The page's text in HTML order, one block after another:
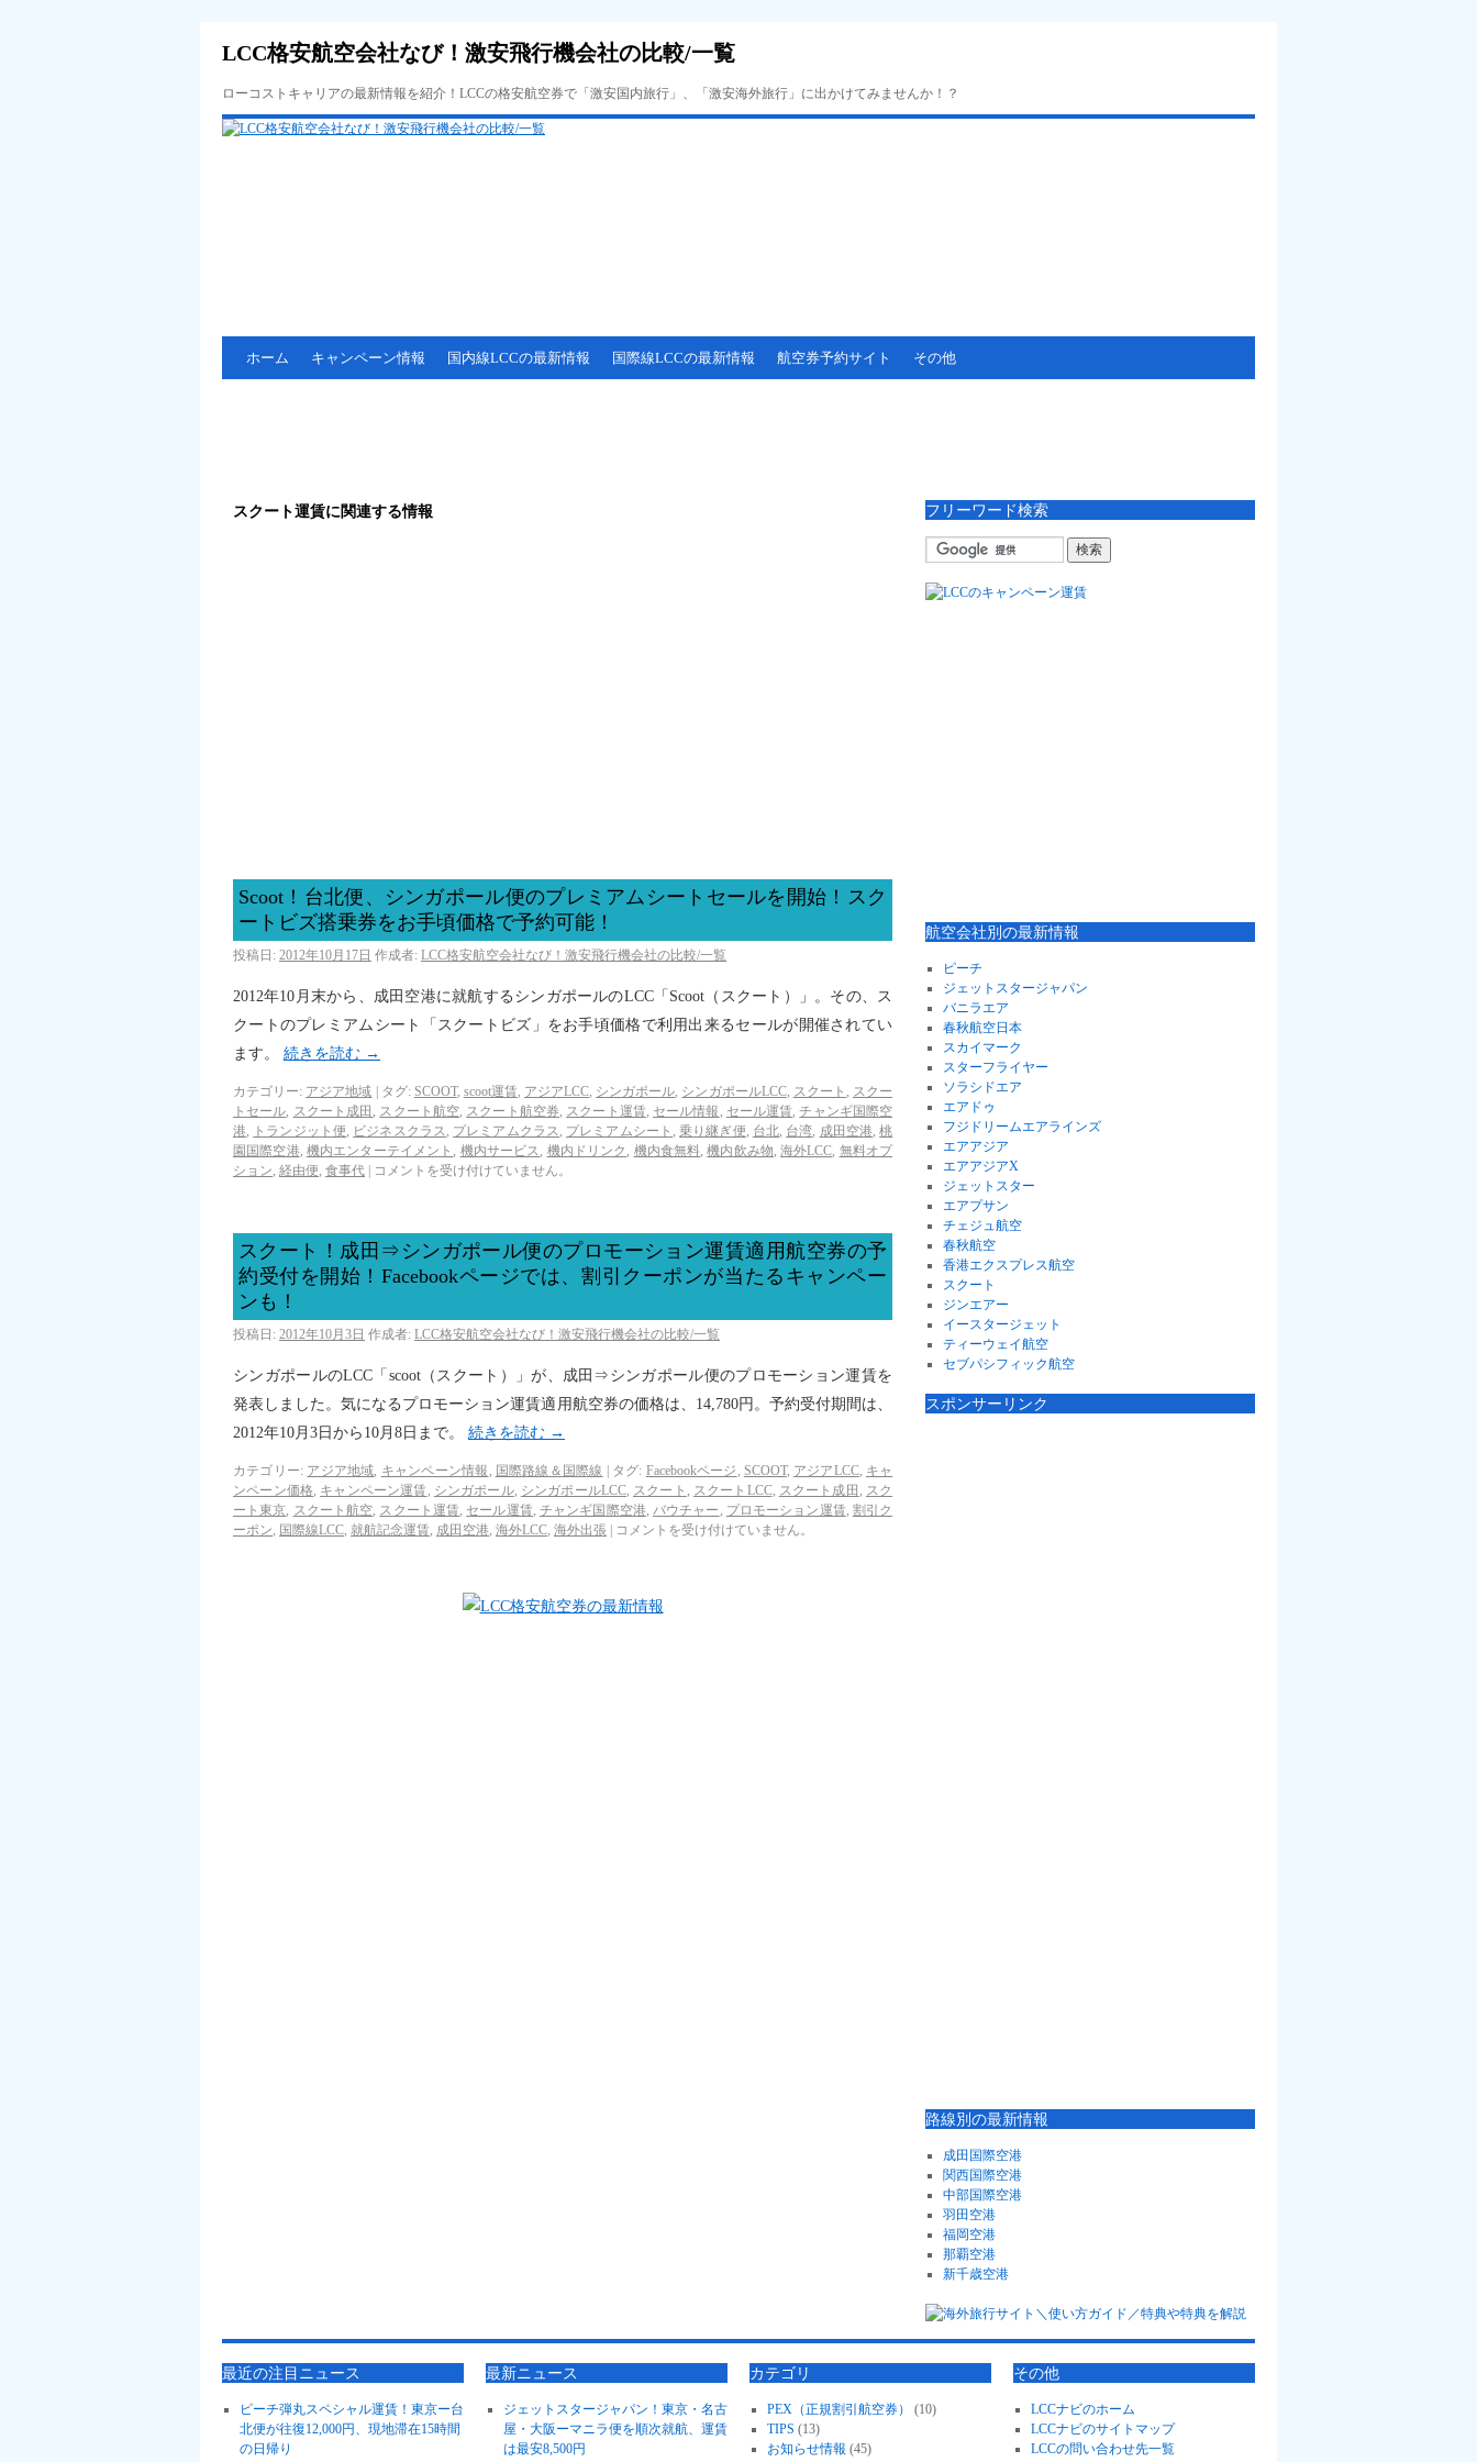
LCC格安航空会社なび！激安飛行機会社の比較/一覧
ローコストキャリアの最新情報を紹介！LCCの格安航空券で「激安国内旅行」、「激安海外旅行」に出かけてみませんか！？
ホーム キャンペーン情報 国内線LCCの最新情報 国際線LCCの最新情報 航空券予約サイト その他
スクート運賃に関連する情報
Scoot！台北便、シンガポール便のプレミアムシートセールを開始！スク
ートビズ搭乗券をお手頃価格で予約可能！
投稿日: 2012年10月17日 作成者: LCC格安航空会社なび！激安飛行機会社の比較/一覧
2012年10月末から、成田空港に就航するシンガポールのLCC「Scoot（スクート）」。その、ス
クートのプレミアムシート「スクートビズ」をお手頃価格で利用出来るセールが開催されてい
ます。 続きを読む →
カテゴリー: アジア地域 タグ: SCOOT, scoot運賃, アジアLCC, シンガポール, シンガポールLCC, スクート , スクー
トセール, スクート成田 , スクート航空, スクート航空券, スクート運賃, セール情報 , セール運賃,チャンギ国際空
港, トランジット便, ビジネスクラス, プレミアムクラス, プレミアムシート ,乗り継ぎ便, 台北, 台湾, 成田空港,桃
園国際空港, 機内エンターテイメント , 機内サービス, 機内ドリンク , 機内食無料,機内飲み物,海外LCC, 無料オプ
ション, 経由便, 食事代 コメントを受け付けていません。
スクート！成田⇒シンガポール便のプロモーション運賃適用航空券の予
約受付を開始！Facebookページでは、割引クーポンが当たるキャンペー
ンも！
投稿日: 2012年10月3日 作成者: LCC格安航空会社なび！激安飛行機会社の比較/一覧
シンガポールのLCC「scoot（スクート）」が、成田⇒シンガポール便のプロモーション運賃を
発表しました。気になるプロモーション運賃適用航空券の価格は、14,780円。予約受付期間は、
2012年10月3日から10月8日まで。 続きを読む →
カテゴリー: アジア地域, キャンペーン情報 , 国際路線＆国際線 タグ: Facebookページ , SCOOT, アジアLCC, キャ
ンペーン価格, キャンペーン運賃, シンガポール, シンガポールLCC, スクート , スクートLCC, スクート成田 , スク
ート東京, スクート航空, スクート運賃, セール運賃, チャンギ国際空港,バウチャー , プロモーション運賃, 割引ク
ーポン, 国際線LCC, 就航記念運賃, 成田空港, 海外LCC, 海外出張 コメントを受け付けていません。
フリーワード検索
航空会社別の最新情報
ピーチ
ジェットスタージャパン
バニラエア
春秋航空日本
スカイマーク
スターフライヤー
ソラシドエア
エアドゥ
フジドリームエアラインズ
エアアジア
エアアジアX
ジェットスター
エアプサン
チェジュ航空
春秋航空
香港エクスプレス航空
スクート
ジンエアー
イースタージェット
ティーウェイ航空
セブパシフィック航空
スポンサーリンク
路線別の最新情報
成田国際空港
関西国際空港
中部国際空港
羽田空港
福岡空港
那覇空港
新千歳空港
最近の注目ニュース
ピーチ弾丸スペシャル運賃！東京ー台
北便が往復12,000円、現地滞在15時間
の日帰り
最新ニュース
ジェットスタージャパン！東京・名古
屋・大阪ーマニラ便を順次就航、運賃
は最安8,500円
カテゴリ
PEX（正規割引航空券）
(10)
TIPS (13)
お知らせ情報 (45)
その他
LCCナビのホーム
LCCナビのサイトマップ
LCCの問い合わせ先一覧